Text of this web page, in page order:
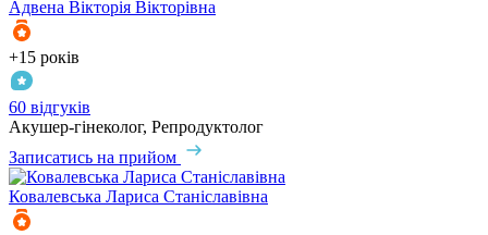
Адвена Вікторія Вікторівна
+15 років
60 відгуків
Акушер-гінеколог, Репродуктолог
Записатись на прийом
Ковалевська Лариса Станіславівна